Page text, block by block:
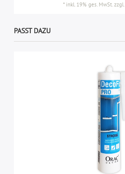
* inkl. 19% ges. MwSt.zzgl.
PASST DAZU